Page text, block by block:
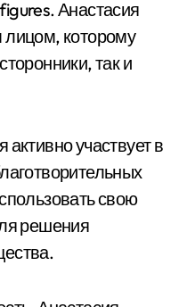
Анастасия
лицом, которому
так и
участвует в
свою
решения